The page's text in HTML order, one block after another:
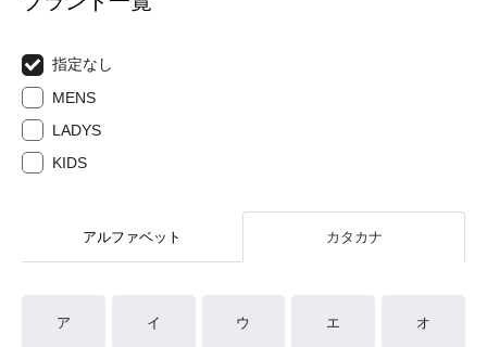
指定なし
MENS
LADYS
KIDS
アルファベット カタカナ
ア イ ウ エ オ